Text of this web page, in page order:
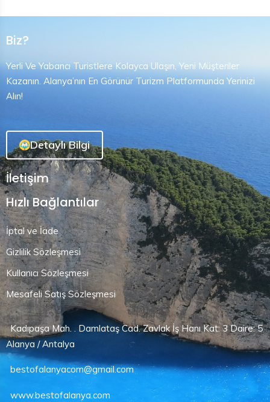
Biz?
Yerli Ve Yabancı Turistlere Kolayca Ulaşın, Yeni Müşteriler
Kazanın. Alanya’nın En Görünür Turizm Platformunda Yerinizi
Alın!
Detaylı Bilgi
İletişim
Hızlı Bağlantılar
İptal ve İade
Gizlilik Sözleşmesi
Kullanıcı Sözleşmesi
Mesafeli Satış Sözleşmesi
Kadıpaşa Mah. . Damlataş Cad. Zavlak İş Hanı Kat: 3 Daire: 5
Alanya / Antalya
bestofalanyacom@gmail.com
www.bestofalanya.com